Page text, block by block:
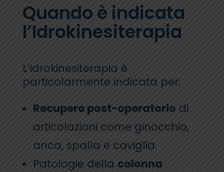
Quando è indicata
l’Idrokinesiterapia
L’idrokinesiterapia è
particolarmente indicata per:
Recupero post-operatorio di
articolazioni come ginocchio,
anca, spalla e caviglia.
Patologie della colonna